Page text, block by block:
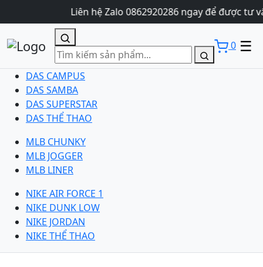
Liên hệ Zalo 0862920286 ngay để được tư
0 ☰
DAS CAMPUS
DAS SAMBA
DAS SUPERSTAR
DAS THỂ THAO
MLB CHUNKY
MLB JOGGER
MLB LINER
NIKE AIR FORCE 1
NIKE DUNK LOW
NIKE JORDAN
NIKE THỂ THAO